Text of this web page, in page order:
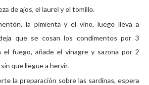
de ajos, el laurel y el tomillo.
la pimienta y el vino, luego lleva a
que se cosan los condimentos por 3
el fuego, añade el vinagre y sazona por 2
que llegue a hervir.
la preparación sobre las sardinas, espera